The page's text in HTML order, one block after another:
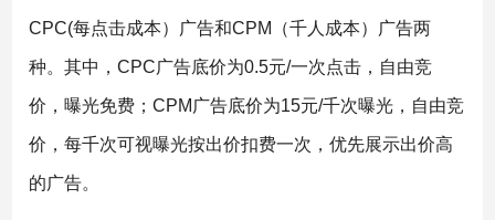
CPC(每点击成本）广告和CPM（千人成本）广告两
种。其中，CPC广告底价为0.5元/一次点击，自由竞
价，曝光免费；CPM广告底价为15元/千次曝光，自由竞
价，每千次可视曝光按出价扣费一次，优先展示出价高
的广告。